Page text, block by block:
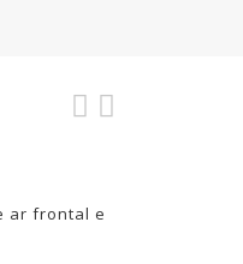
ar frontal e